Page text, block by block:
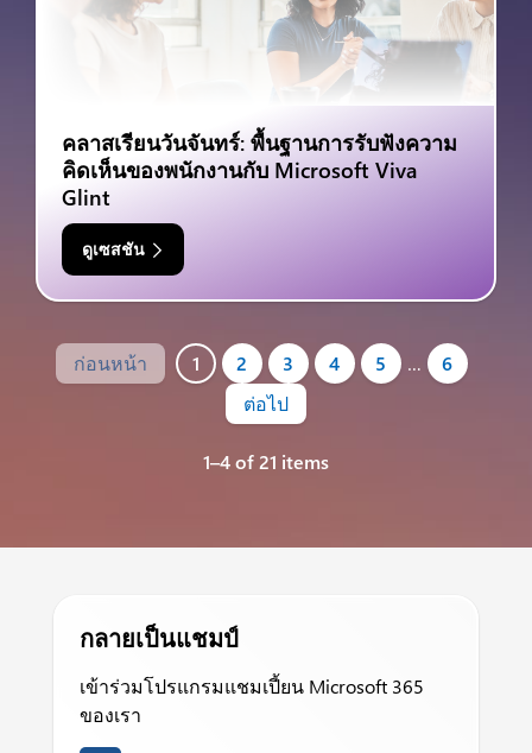
คลาสเรียนวันจันทร์: พื้นฐานการรับฟังความ
คิดเห็นของพนักงานกับ Microsoft Viva
Glint
ดูเซสชัน
ก่อนหน้า 1 2 3 4 5 …
6
ต่อไป
1–4 of 21 items
กลายเป็นแชมป์
เข้าร่วมโปรแกรมแชมเปี้ยน Microsoft 365
ของเรา